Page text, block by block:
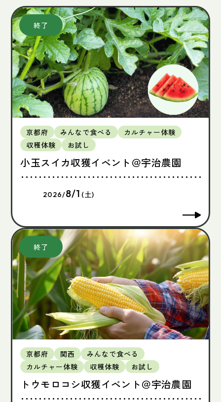
京都府 みんなで食べる
カルチャー体験
収穫体験
お試し
小玉スイカ収獲イベント＠宇治農園
2026/8/1 (土)
京都府 関西
みんなで食べる
カルチャー体験
収穫体験 お試し
トウモロコシ収獲イベント＠宇治農園